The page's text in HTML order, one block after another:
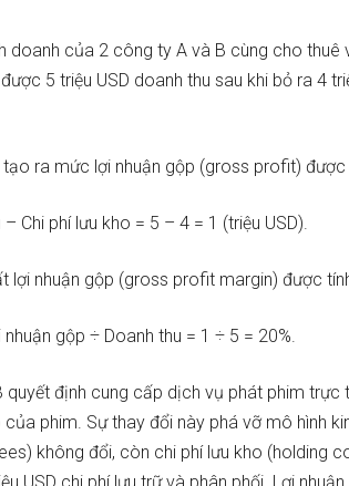
doanh của 2 công ty A và B cùng cho
5 triệu USD doanh thu sau khi bỏ ra 4
ra mức lợi nhuận gộp (gross profit) được
Chi phí lưu kho = 5 – 4 = 1 (triệu USD).
lợi nhuận gộp (gross profit margin) được
gộp ÷ Doanh thu = 1 ÷ 5 = 20%.
quyết định cung cấp dịch vụ phát phim
phim. Sự thay đổi này phá vỡ mô hình
không đổi, còn chi phí lưu kho (holding